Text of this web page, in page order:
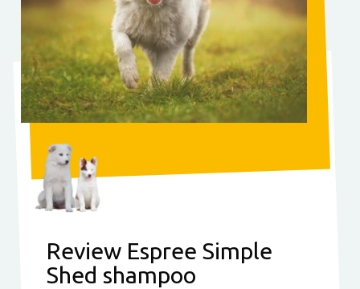
Review Espree Simple
Shed shampoo